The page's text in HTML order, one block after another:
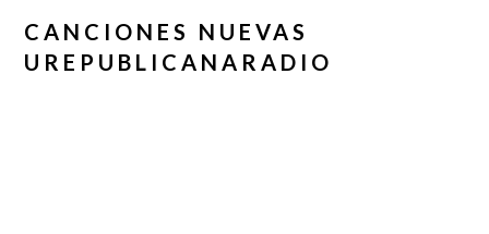
CANCIONES NUEVAS
UREPUBLICANARADIO